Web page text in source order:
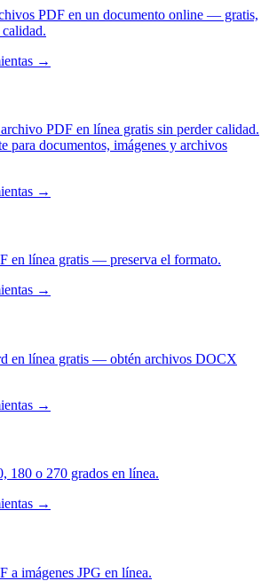
PDF en un documento online — gratis,
→
PDF en línea gratis sin perder calidad.
para documentos, imágenes y archivos
→
en línea gratis — preserva el formato.
→
en línea gratis — obtén archivos DOCX
→
180 o 270 grados en línea.
→
a imágenes JPG en línea.